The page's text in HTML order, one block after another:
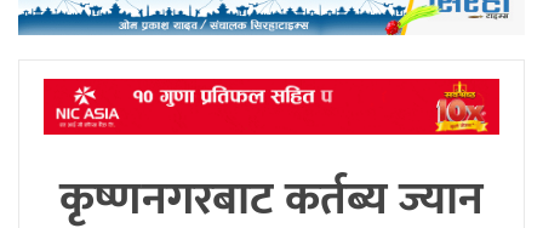
कृष्णनगरबाट कर्तब्य ज्यान